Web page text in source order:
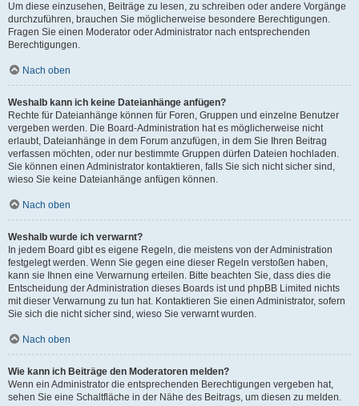
Um diese einzusehen, Beiträge zu lesen, zu schreiben oder andere Vorgänge
durchzuführen, brauchen Sie möglicherweise besondere Berechtigungen.
Fragen Sie einen Moderator oder Administrator nach entsprechenden
Berechtigungen.
Nach oben
Weshalb kann ich keine Dateianhänge anfügen?
Rechte für Dateianhänge können für Foren, Gruppen und einzelne Benutzer
vergeben werden. Die Board-Administration hat es möglicherweise nicht
erlaubt, Dateianhänge in dem Forum anzufügen, in dem Sie Ihren Beitrag
verfassen möchten, oder nur bestimmte Gruppen dürfen Dateien hochladen.
Sie können einen Administrator kontaktieren, falls Sie sich nicht sicher sind,
wieso Sie keine Dateianhänge anfügen können.
Nach oben
Weshalb wurde ich verwarnt?
In jedem Board gibt es eigene Regeln, die meistens von der Administration
festgelegt werden. Wenn Sie gegen eine dieser Regeln verstoßen haben,
kann sie Ihnen eine Verwarnung erteilen. Bitte beachten Sie, dass dies die
Entscheidung der Administration dieses Boards ist und phpBB Limited nichts
mit dieser Verwarnung zu tun hat. Kontaktieren Sie einen Administrator, sofern
Sie sich die nicht sicher sind, wieso Sie verwarnt wurden.
Nach oben
Wie kann ich Beiträge den Moderatoren melden?
Wenn ein Administrator die entsprechenden Berechtigungen vergeben hat,
sehen Sie eine Schaltfläche in der Nähe des Beitrags, um diesen zu melden.